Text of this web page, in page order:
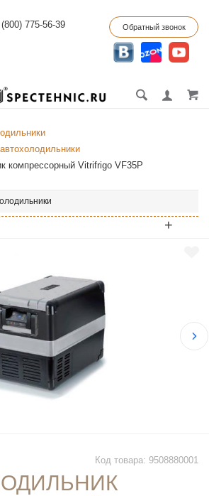
775-56-39 Обратный звонок
компрессорный Vitrifrigo VF35P
Код товара: 9508880001